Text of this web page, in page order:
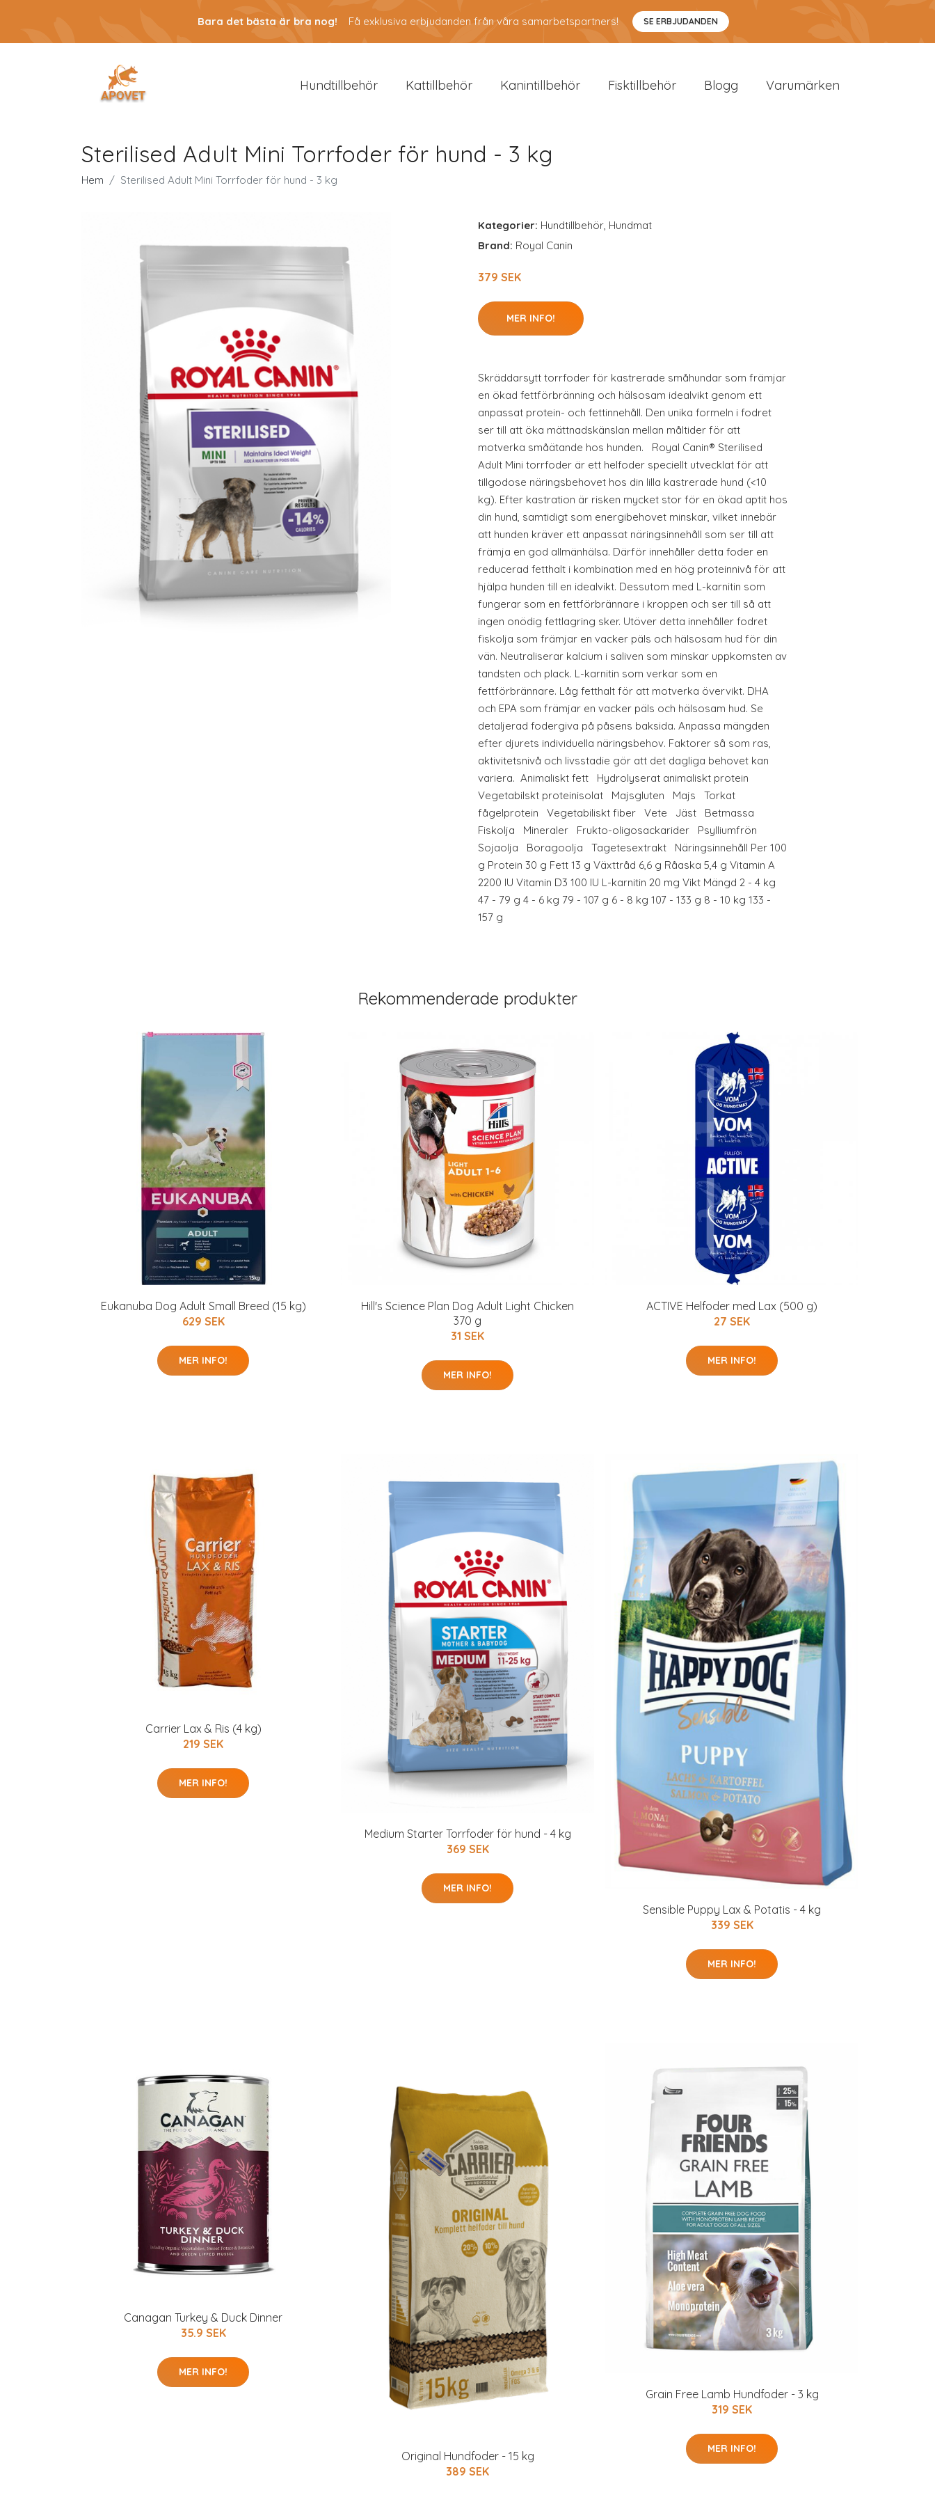
Bara det bästa är bra nog! Få exklusiva erbjudanden från våra samarbetspartners! SE ERBJUDANDEN
Hundtillbehör Kattillbehör Kanintillbehör Fisktillbehör Blogg Varumärken
Sterilised Adult Mini Torrfoder för hund - 3 kg
Hem Sterilised Adult Mini Torrfoder för hund - 3 kg
Kategorier: Hundtillbehör, Hundmat
Brand: Royal Canin
379 SEK
MER INFO!
Skräddarsytt torrfoder för kastrerade småhundar som främjar
en ökad fettförbränning och hälsosam idealvikt genom ett
anpassat protein- och fettinnehåll. Den unika formeln i fodret
ser till att öka mättnadskänslan mellan måltider för att
motverka småätande hos hunden. Royal Canin® Sterilised
Adult Mini torrfoder är ett helfoder speciellt utvecklat för att
tillgodose näringsbehovet hos din lilla kastrerade hund (<10
kg). Efter kastration är risken mycket stor för en ökad aptit hos
din hund, samtidigt som energibehovet minskar, vilket innebär
att hunden kräver ett anpassat näringsinnehåll som ser till att
främja en god allmänhälsa. Därför innehåller detta foder en
reducerad fetthalt i kombination med en hög proteinnivå för att
hjälpa hunden till en idealvikt. Dessutom med L-karnitin som
fungerar som en fettförbrännare i kroppen och ser till så att
ingen onödig fettlagring sker. Utöver detta innehåller fodret
fiskolja som främjar en vacker päls och hälsosam hud för din
vän. Neutraliserar kalcium i saliven som minskar uppkomsten av
tandsten och plack. L-karnitin som verkar som en
fettförbrännare. Låg fetthalt för att motverka övervikt. DHA
och EPA som främjar en vacker päls och hälsosam hud. Se
detaljerad fodergiva på påsens baksida. Anpassa mängden
efter djurets individuella näringsbehov. Faktorer så som ras,
aktivitetsnivå och livsstadie gör att det dagliga behovet kan
variera. Animaliskt fett Hydrolyserat animaliskt protein
Vegetabilskt proteinisolat Majsgluten Majs Torkat
fågelprotein Vegetabiliskt fiber Vete Jäst Betmassa
Fiskolja Mineraler Frukto-oligosackarider Psylliumfrön
Sojaolja Boragoolja Tagetesextrakt Näringsinnehåll Per 100
g Protein 30 g Fett 13 g Växttråd 6,6 g Råaska 5,4 g Vitamin A
2200 IU Vitamin D3 100 IU L-karnitin 20 mg Vikt Mängd 2 - 4 kg
47 - 79 g 4 - 6 kg 79 - 107 g 6 - 8 kg 107 - 133 g 8 - 10 kg 133 -
157 g
Rekommenderade produkter
Eukanuba Dog Adult Small Breed (15 kg)
629 SEK
MER INFO!
Hill's Science Plan Dog Adult Light Chicken
370 g
31 SEK
MER INFO!
ACTIVE Helfoder med Lax (500 g)
27 SEK
MER INFO!
Carrier Lax & Ris (4 kg)
219 SEK
MER INFO!
Medium Starter Torrfoder för hund - 4 kg
369 SEK
MER INFO!
Sensible Puppy Lax & Potatis - 4 kg
339 SEK
MER INFO!
Canagan Turkey & Duck Dinner
35.9 SEK
MER INFO!
Original Hundfoder - 15 kg
389 SEK
Grain Free Lamb Hundfoder - 3 kg
319 SEK
MER INFO!